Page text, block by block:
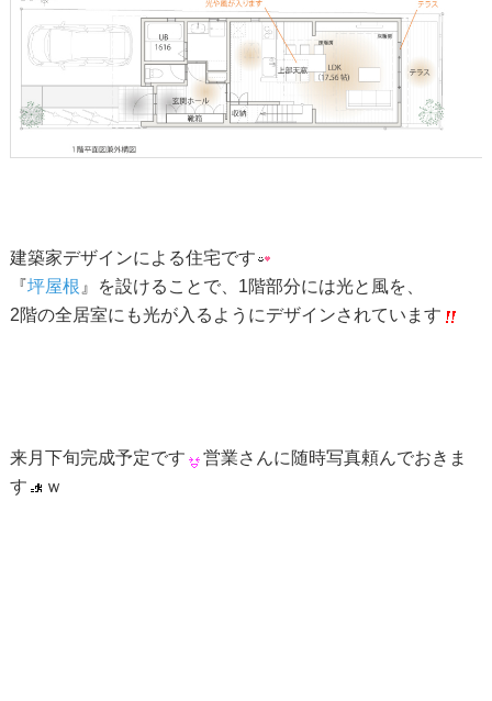
建築家デザインによる住宅です
『坪屋根 』を設けることで、1階部分には光と風を、
2階の全居室にも光が入るようにデザインされています
来月下旬完成予定です
営業さんに随時写真頼んでおきま
す
ｗ